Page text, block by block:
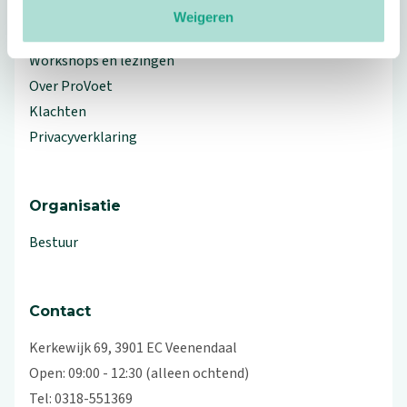
Weigeren
Workshops en lezingen
Over ProVoet
Klachten
Privacyverklaring
Organisatie
Bestuur
Contact
Kerkewijk 69, 3901 EC Veenendaal
Open: 09:00 - 12:30 (alleen ochtend)
Tel: 0318-551369